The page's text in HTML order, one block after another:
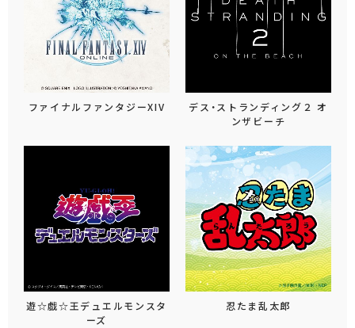
ファイナルファンタジーXIV
デス・ストランディング２ オ
ンザビーチ
遊☆戯☆王デュエルモンスタ
ーズ
忍たま乱太郎